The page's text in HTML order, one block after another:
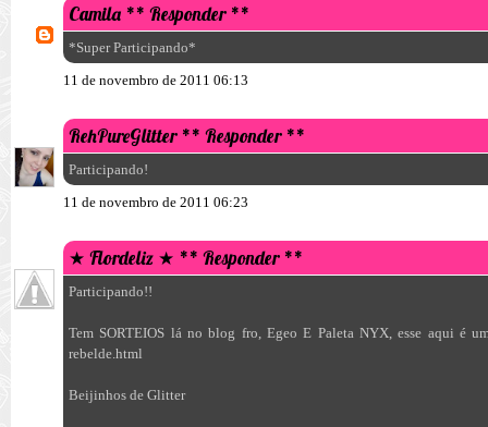
Camila ** Responder **
*Super Participando*
11 de novembro de 2011 06:13
RehPureGlitter ** Responder **
Participando!
11 de novembro de 2011 06:23
★ Flordeliz ★ ** Responder **
Participando!!
Tem SORTEIOS lá no blog fro, Egeo E Paleta NYX, esse aqui é
rebelde.html
Beijinhos de Glitter